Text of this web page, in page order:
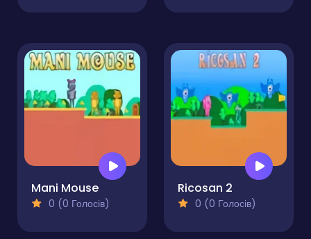
Mani Mouse
0 (0 Голосів)
Ricosan 2
0 (0 Голосів)